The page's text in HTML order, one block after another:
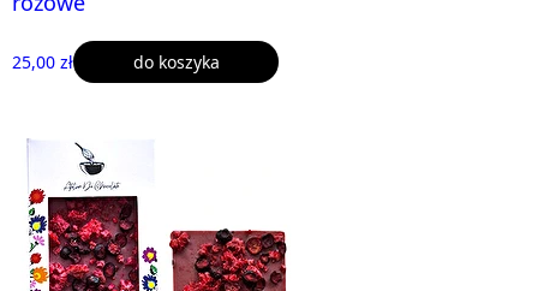
25,00 zł do koszyka